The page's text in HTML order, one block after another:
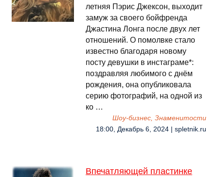
летняя Пэрис Джексон, выходит
замуж за своего бойфренда
Джастина Лонга после двух лет
отношений. О помолвке стало
известно благодаря новому
посту девушки в инстаграме*:
поздравляя любимого с днём
рождения, она опубликовала
серию фотографий, на одной из
ко …
Шоу-бизнес, Знаменитости
18:00, Декабрь 6, 2024 | spletnik.ru
Впечатляющей пластинке